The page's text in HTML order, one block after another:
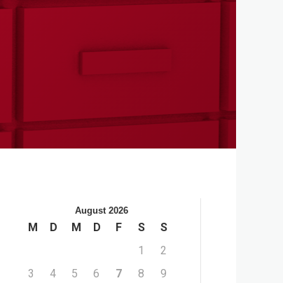
August 2026
M D M D F S
S
1
2
3
4 5 6 7 8
9